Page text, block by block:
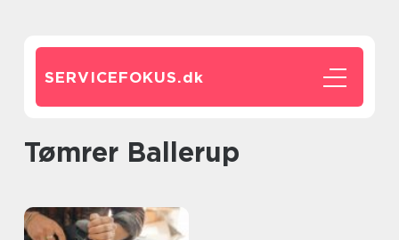
SERVICEFOKUS.dk
Tømrer Ballerup